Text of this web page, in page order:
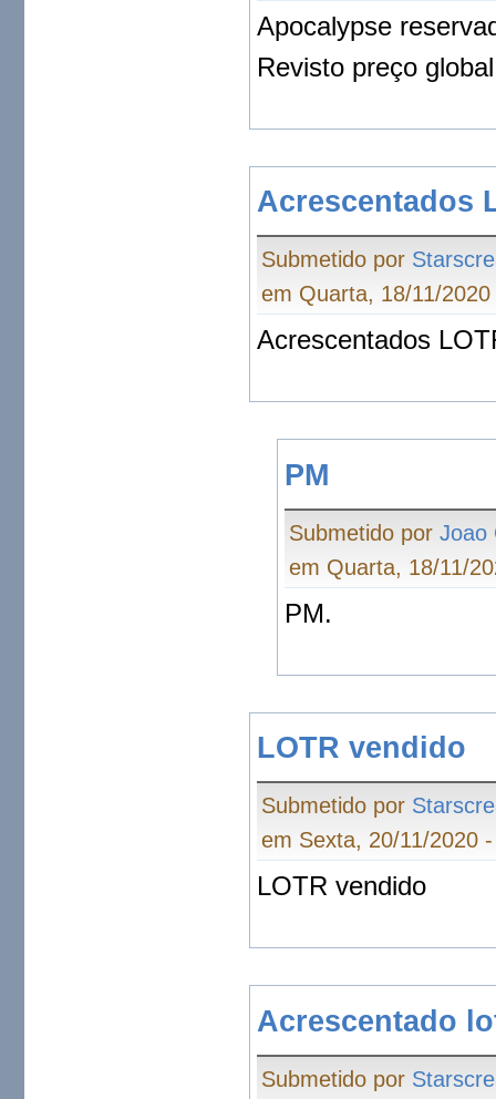
Apocalypse
Revisto preço global
Acrescentados
Submetido por
em Quarta, 18/11/2020
Acrescentados
PM
Submetido porJoao
em Quarta, 18/11/
PM.
LOTR vendido
Submetido por
em Sexta, 20/11/2020
LOTR vendido
Acrescentado
Submetido por